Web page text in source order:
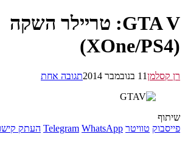
GTA V: טריילר השקה
11 בנובמבר 2014 תגובה אחת
טוויטר Telegram WhatsApp העתק קישור